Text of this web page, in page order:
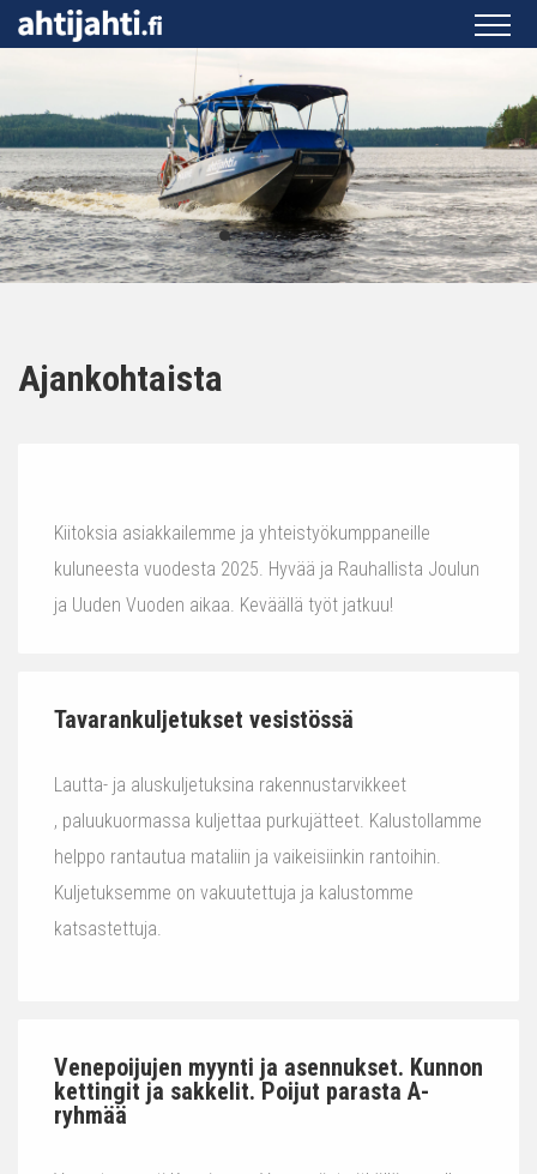
Ajankohtaista
Kiitoksia asiakkailemme ja yhteistyökumppaneille
kuluneesta vuodesta 2025. Hyvää ja Rauhallista Joulun
ja Uuden Vuoden aikaa. Keväällä työt jatkuu!
Tavarankuljetukset vesistössä
Lautta- ja aluskuljetuksina rakennustarvikkeet
, paluukuormassa kuljettaa purkujätteet. Kalustollamme
helppo rantautua mataliin ja vaikeisiinkin rantoihin.
Kuljetuksemme on vakuutettuja ja kalustomme
katsastettuja.
Venepoijujen myynti ja asennukset. Kunnon
kettingit ja sakkelit. Poijut parasta A-
ryhmää